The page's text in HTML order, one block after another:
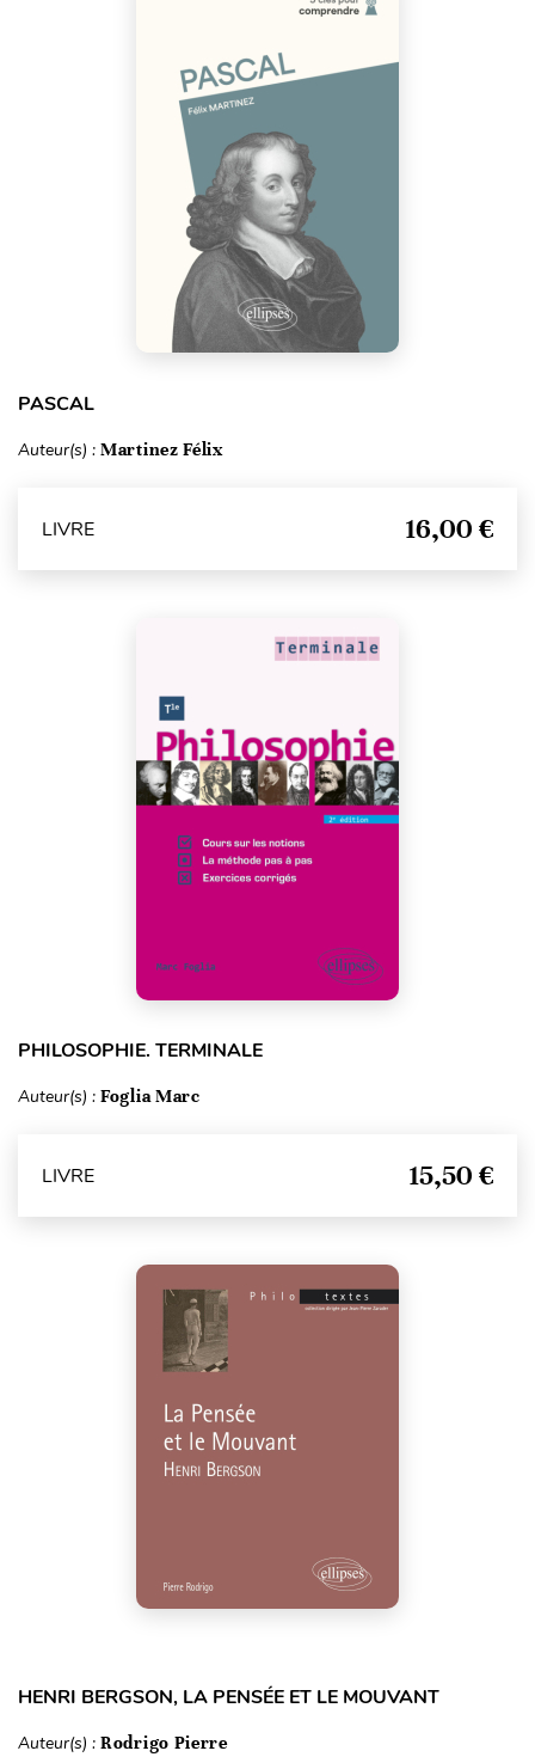
PASCAL
Auteur(s) : Martinez Félix
LIVRE 16,00 €
PHILOSOPHIE. TERMINALE
Auteur(s) : Foglia Marc
LIVRE 15,50 €
HENRI BERGSON, LA PENSÉE ET LE MOUVANT
Auteur(s) : Rodrigo Pierre